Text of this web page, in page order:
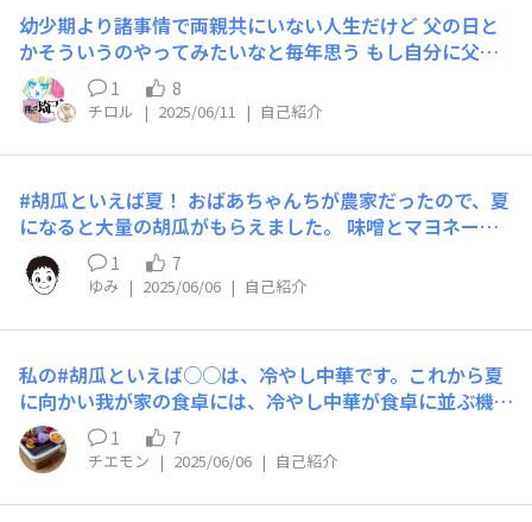
幼少期より諸事情で両親共にいない人生だけど 父の日と
かそういうのやってみたいなと毎年思う もし自分に父が
いたら、 チャーハンとかバーベキュー、釣ってきたお魚
を捌く、キャンプ飯 なんかそういう豪快な、いかにもっ
て感じのコテコテなガッツリ男メシみたいのが食べたいし
作って欲しいかなって思う ボロボロの見た目でも良い 作
1 8
チロル | 2025/06/11 | 自己紹介
#胡瓜といえば夏！ おばあちゃんちが農家だったので、夏
になると大量の胡瓜がもらえました。 味噌とマヨネーズ
つけてポリポリ食べたり、大きくなってからは母が作るカ
ラシ漬けが大好きでした。 胡瓜が安く売られ始めると夏
がきたなーって実感します。
1 7
ゆみ | 2025/06/06 | 自己紹介
私の#胡瓜といえば○○は、冷やし中華です。これから夏
に向かい我が家の食卓には、冷やし中華が食卓に並ぶ機会
が多くなります。我が家の小さな庭にある自家菜園で収穫
された胡瓜は、千切りの胡瓜に変身して、冷やし中華の真
ん中にどかっと鎮座します。冷やし中華の上に乗る食材の
半分以上は千切り胡瓜が占めます。そんな我が家の冷やし
1 7
チエモン | 2025/06/06 | 自己紹介